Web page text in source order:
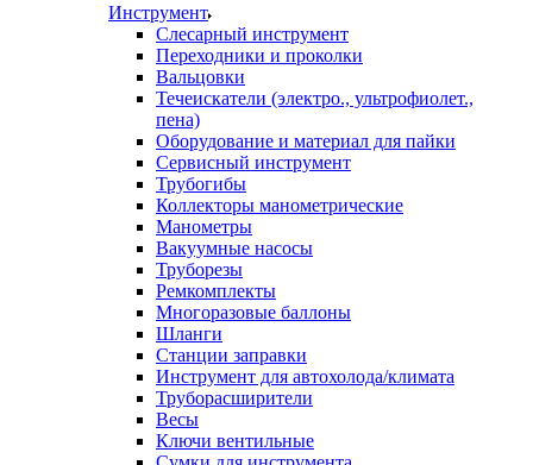
Инструмент
Слесарный инструмент
Переходники и проколки
Вальцовки
Течеискатели (электро., ультрофиолет.,
пена)
Оборудование и материал для пайки
Сервисный инструмент
Трубогибы
Коллекторы манометрические
Манометры
Вакуумные насосы
Труборезы
Ремкомплекты
Многоразовые баллоны
Шланги
Станции заправки
Инструмент для автохолода/климата
Труборасширители
Весы
Ключи вентильные